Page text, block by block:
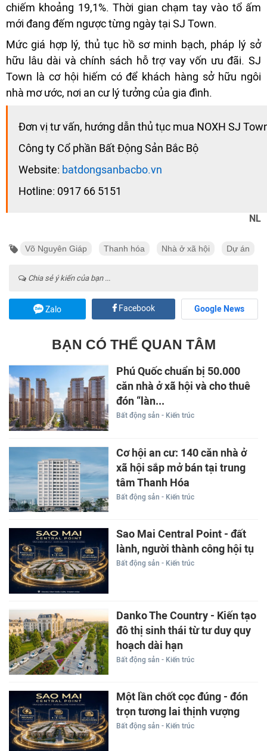
chiếm khoảng 19,1%. Thời gian chạm tay vào tổ ấm
mới đang đếm ngược từng ngày tại SJ Town.
Mức giá hợp lý, thủ tục hồ sơ minh bạch, pháp lý sở
hữu lâu dài và chính sách hỗ trợ vay vốn ưu đãi. SJ
Town là cơ hội hiếm có để khách hàng sở hữu ngôi
nhà mơ ước, nơi an cư lý tưởng của gia đình.
Đơn vị tư vấn, hướng dẫn thủ tục mua NOXH SJ
Công ty Cổ phần Bất Động Sản Bắc Bộ
Website: batdongsanbacbo.vn
Hotline: 0917 66 5151
NL
Võ Nguyên Giáp Thanh hóa Nhà ở xã hội Dự án
Chia sẻ ý kiến của bạn ...
Zalo Facebook Google News
BẠN CÓ THỂ QUAN TÂM
Phú Quốc chuẩn bị 50.000
căn nhà ở xã hội và cho thuê
đón “làn...
Bất động sản - Kiến trúc
Cơ hội an cư: 140 căn nhà ở
xã hội sắp mở bán tại trung
tâm Thanh Hóa
Bất động sản - Kiến trúc
Sao Mai Central Point - đất
lành, người thành công hội tụ
Bất động sản - Kiến trúc
Danko The Country - Kiến tạo
đô thị sinh thái từ tư duy quy
hoạch dài hạn
Bất động sản - Kiến trúc
Một lần chốt cọc đúng - đón
trọn tương lai thịnh vượng
Bất động sản - Kiến trúc